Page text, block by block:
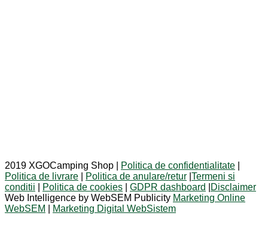
2019 XGOCamping Shop | Politica de confidentialitate
Politica de livrare
Politica de anulare/retur Termeni si
conditii
Politica de cookies GDPR dashboard
Disclaimer
Web Intelligence by WebSEM Publicity Marketing Online
WebSEM
Marketing Digital WebSistem